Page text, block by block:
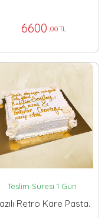
6600 ,00 TL
Teslim Süresi 1 Gün
Retro Kare Pasta.